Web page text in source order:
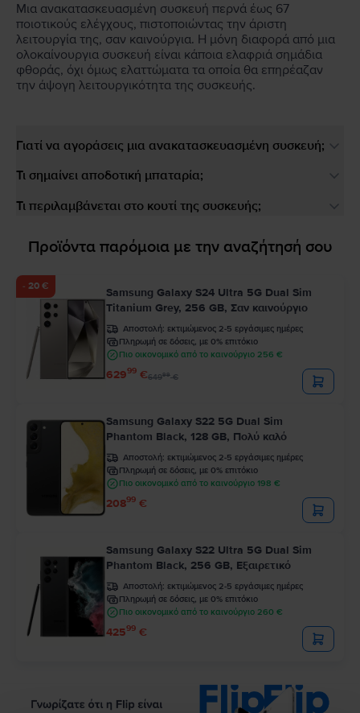
Μια ανακατασκευασμένη συσκευή περνά έως 67
ποιοτικούς ελέγχους, πιστοποιώντας την άριστη
λειτουργία της, σαν καινούργια. Η μόνη διαφορά από μια
ολοκαίνουργια συσκευή είναι κάποια ελαφριά σημάδια
φθοράς, όχι όμως ελαττώματα τα οποία θα επηρέαζαν
την άψογη λειτουργικότητα της συσκευής.
Γιατί να αγοράσεις μια ανακατασκευασμένη συσκευή;
Τι σημαίνει αποδοτική μπαταρία;
Τι περιλαμβάνεται στο κουτί της συσκευής;
Προϊόντα παρόμοια με την αναζήτησή σου
- 20 €
Samsung Galaxy S24 Ultra 5G Dual Sim
Titanium Grey, 256 GB, Σαν καινούργιο
Αποστολή: εκτιμώμενος 2-5 εργάσιμες ημέρες
Πληρωμή σε δόσεις, με 0% επιτόκιο
Πιο οικονομικό από το καινούργιο 256 €
62999 €64999€
Samsung Galaxy S22 5G Dual Sim
Phantom Black, 128 GB, Πολύ καλό
Αποστολή: εκτιμώμενος 2-5 εργάσιμες ημέρες
Πληρωμή σε δόσεις, με 0% επιτόκιο
Πιο οικονομικό από το καινούργιο 198 €
20899 €
Samsung Galaxy S22 Ultra 5G Dual Sim
Phantom Black, 256 GB, Εξαιρετικό
Αποστολή: εκτιμώμενος 2-5 εργάσιμες ημέρες
Πληρωμή σε δόσεις, με 0% επιτόκιο
Πιο οικονομικό από το καινούργιο 260 €
42599 €